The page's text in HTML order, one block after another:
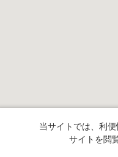
当サイトでは、利
サイトを閲